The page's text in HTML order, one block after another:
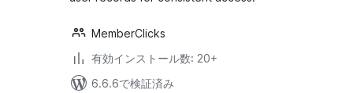
MemberClicks
有効インストール数: 20+
6.6.6で検証済み